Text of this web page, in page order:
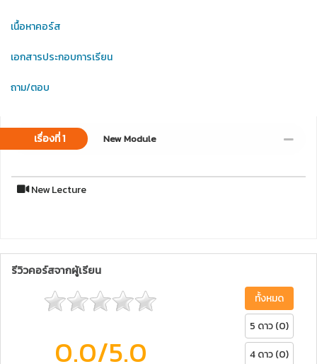
เนื้อหาคอร์ส
เอกสารประกอบการเรียน
ถาม/ตอบ
เรื่องที่ 1 New Module
New Lecture
รีวิวคอร์สจากผู้เรียน
0.0/5.0
ทั้งหมด
5 ดาว (0)
4 ดาว (0)